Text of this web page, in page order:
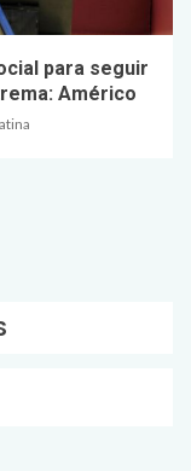
para seguir
Américo